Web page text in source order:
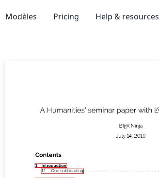
Modèles Pricing Help & resources